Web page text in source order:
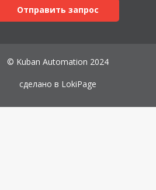
Отправить запрос
© Kuban Automation 2024
сделано в LokiPage